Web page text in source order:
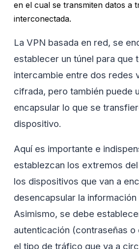
en el cual se transmiten datos a
interconectada.
La VPN basada en red, se
establecer un túnel para que
intercambie entre dos redes
cifrada, pero también puede
encapsular lo que se
dispositivo.
Aquí es importante e
establezcan los extremos
los dispositivos que van a
desencapsular la información
Asimismo, se debe
autenticación (contraseñas
el tipo de tráfico que va a